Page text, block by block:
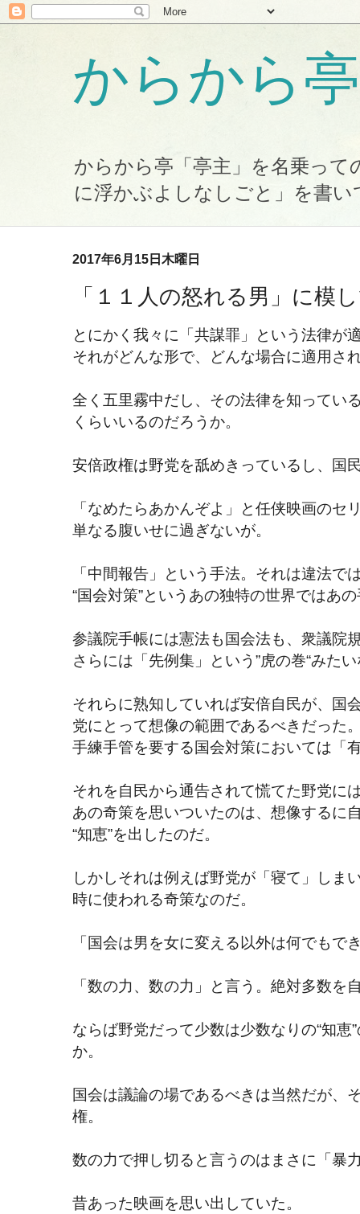
からから
からから亭「亭主」を名乗っ
に浮かぶよしなしごと」を書い
2017年6月15日木曜日
「１１人の怒れる男」に模
とにかく我々に「共謀罪」という法律が
それがどんな形で、どんな場合に適用さ
全く五里霧中だし、その法律を知ってい
くらいいるのだろうか。
安倍政権は野党を舐めきっているし、国
「なめたらあかんぞよ」と任侠映画のセ
単なる腹いせに過ぎないが。
「中間報告」という手法。それは違法で
“国会対策”というあの独特の世界ではあ
参議院手帳には憲法も国会法も、衆議院
さらには「先例集」という”虎の巻“みた
それらに熟知していれば安倍自民が、国
党にとって想像の範囲であるべきだった
手練手管を要する国会対策においては「
それを自民から通告されて慌てた野党に
あの奇策を思いついたのは、想像するに
“知恵”を出したのだ。
しかしそれは例えば野党が「寝て」しま
時に使われる奇策なのだ。
「国会は男を女に変える以外は何でもで
「数の力、数の力」と言う。絶対多数を
ならば野党だって少数は少数なりの“知
か。
国会は議論の場であるべきは当然だが、
権。
数の力で押し切ると言うのはまさに「暴
昔あった映画を思い出していた。